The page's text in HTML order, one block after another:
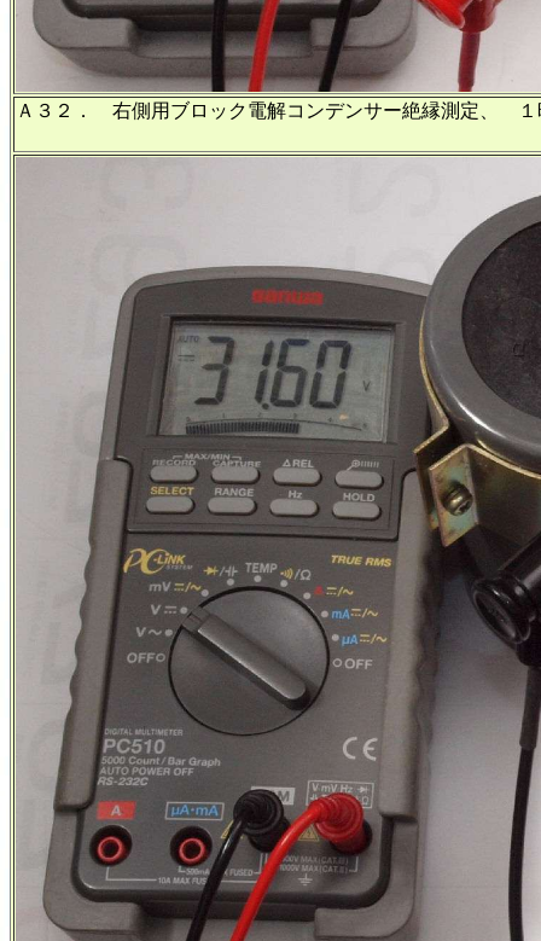
Ａ３２． 右側用ブロック電解コンデンサー絶縁測定、 １